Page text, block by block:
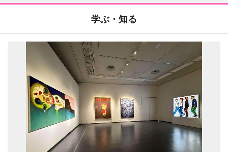
学ぶ・知る